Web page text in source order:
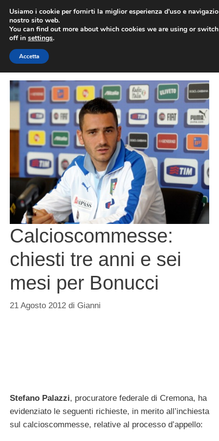
contenuto
Calcioscommesse:
chiesti tre anni e sei
mesi per Bonucci
21 Agosto 2012 di Gianni
Stefano Palazzi, procuratore federale di Cremona, ha
evidenziato le seguenti richieste, in merito all’inchiesta
sul calcioscommesse, relative al processo d’appello:
Usiamo i cookie per fornirti la miglior esperienza d'uso e
nostro sito web.
You can find out more about which cookies we are using or
off in settings.
Accetta